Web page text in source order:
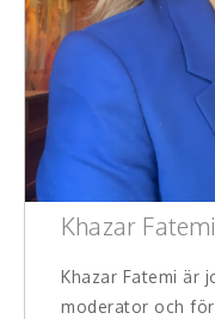
Konferencier
Workshopledare,
Radio och TV-
Event
Khazar Fatemi
Khazar Fatemi är
moderator och